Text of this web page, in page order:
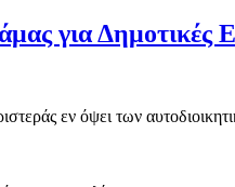
για Δημοτικές
εν όψει των